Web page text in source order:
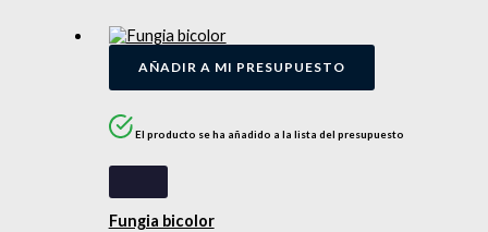
AÑADIR A MI PRESUPUESTO
El producto se ha añadido a la lista del presupuesto
Fungia bicolor